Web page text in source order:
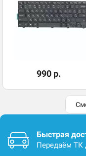
990 р.
Быстрая
Передаём ТК